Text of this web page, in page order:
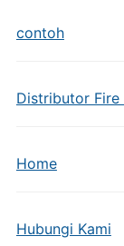
contoh
Distributor Fire
Home
Hubungi Kami